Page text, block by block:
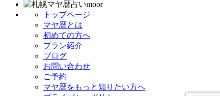
トップページ
マヤ暦とは
初めての方へ
プラン紹介
ブログ
お問い合わせ
ご予約
マヤ暦をもっと知りたい方へ